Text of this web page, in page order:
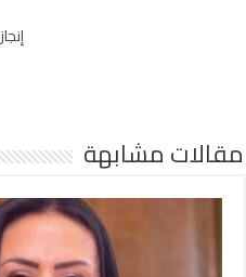
مقالات مشابهة